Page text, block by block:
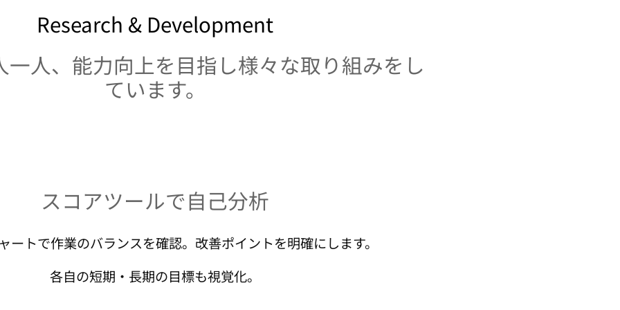
Research & Development
一人、能力向上を目指し様々な取り組みをし
ています。
スコアツールで自己分析
ートで作業のバランスを確認。改善ポイントを明確にします。
各自の短期・長期の目標も視覚化。